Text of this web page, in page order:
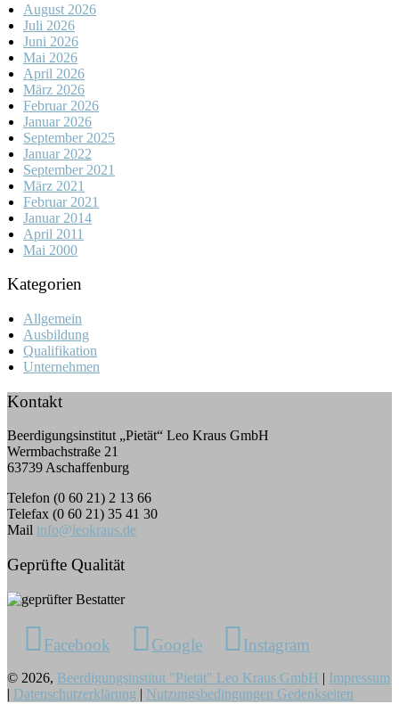
August 2026
Juli 2026
Juni 2026
Mai 2026
April 2026
März 2026
Februar 2026
Januar 2026
September 2025
Januar 2022
September 2021
März 2021
Februar 2021
Januar 2014
April 2011
Mai 2000
Kategorien
Allgemein
Ausbildung
Qualifikation
Unternehmen
Kontakt
Beerdigungsinstitut „Pietät“ Leo Kraus GmbH
Wermbachstraße 21
63739 Aschaffenburg
Telefon (0 60 21) 2 13 66
Telefax (0 60 21) 35 41 30
Mail info@leokraus.de
Geprüfte Qualität
Facebook Google Instagram
© 2026, Beerdigungsinstitut "Pietät" Leo Kraus GmbH | Impressum
| Datenschutzerklärung | Nutzungsbedingungen Gedenkseiten